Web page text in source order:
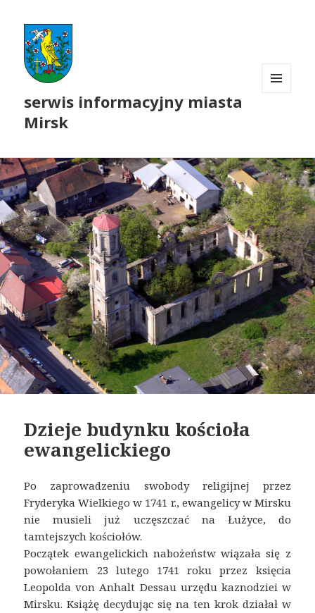
serwis informacyjny miasta
Mirsk
Dzieje budynku kościoła
ewangelickiego
Po zaprowadzeniu swobody religijnej przez
Fryderyka Wielkiego w 1741 r., ewangelicy w Mirsku
nie musieli już uczęszczać na Łużyce, do
tamtejszych kościołów.
Początek ewangelickich nabożeństw wiązała się z
powołaniem 23 lutego 1741 roku przez księcia
Leopolda von Anhalt Dessau urzędu kaznodziei w
Mirsku. Książę decydując się na ten krok działał w